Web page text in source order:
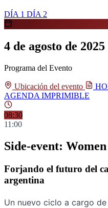
Saltar al contenido principal
DÍA 1 DÍA 2
4 de agosto de 2025
Programa del Evento
Ubicación del evento
AGENDA IMPRIMIBLE
Programa del
08:30
11:00
Side-event:
Forjando el futuro del
argentina
Un nuevo ciclo a cargo